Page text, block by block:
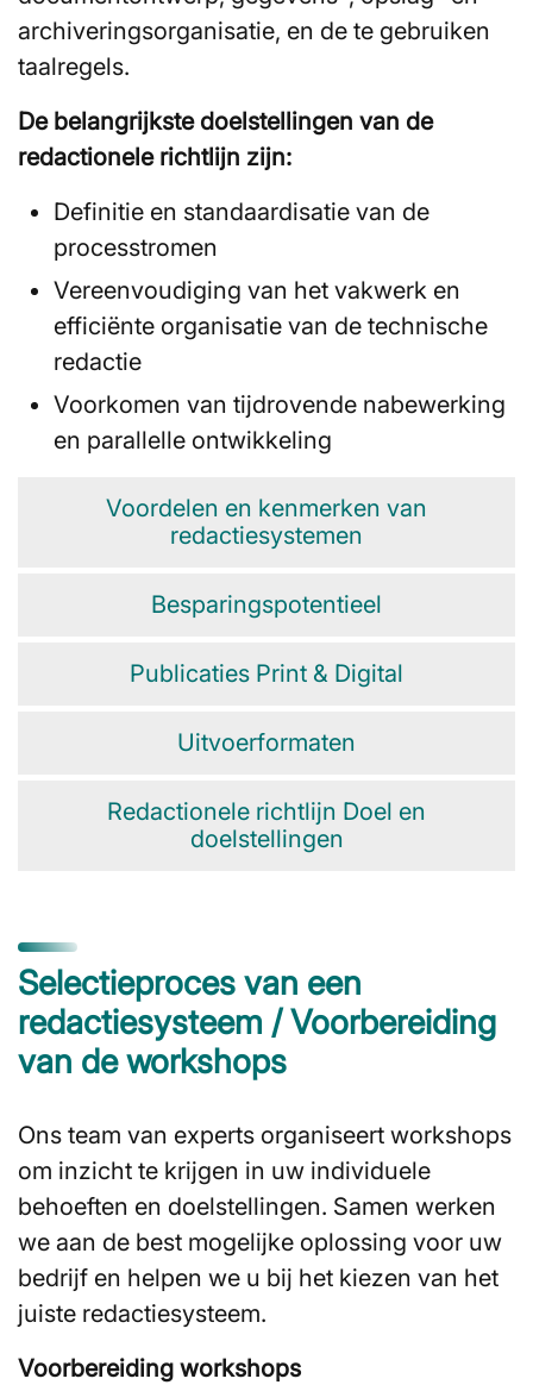
archiveringsorganisatie, en de te gebruiken
taalregels.
De belangrijkste doelstellingen van de
redactionele richtlijn zijn:
Definitie en standaardisatie van de
processtromen
Vereenvoudiging van het vakwerk en
efficiënte organisatie van de technische
redactie
Voorkomen van tijdrovende nabewerking
en parallelle ontwikkeling
Voordelen en kenmerken van
redactiesystemen
Besparingspotentieel
Publicaties Print & Digital
Uitvoerformaten
Redactionele richtlijn Doel en
doelstellingen
Selectieproces van een
redactiesysteem / Voorbereiding
van de workshops
Ons team van experts organiseert workshops
om inzicht te krijgen in uw individuele
behoeften en doelstellingen. Samen werken
we aan de best mogelijke oplossing voor uw
bedrijf en helpen we u bij het kiezen van het
juiste redactiesysteem.
Voorbereiding workshops